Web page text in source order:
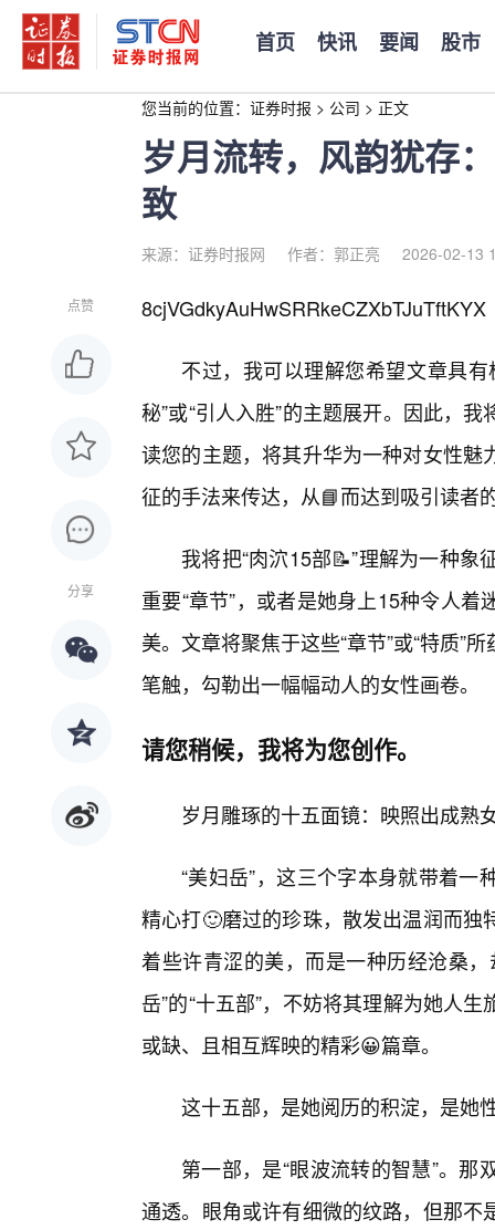
首页 快讯 要闻 股市
您当前的位置： 证券时报 > 公司 > 正文
岁月流转，风韵犹存
致
来源：证券时报网 作者：郭正亮 2026-02-13
点赞
分享
8cjVGdkyAuHwSRRkeCZXbTJuTftKYX
不过，我可以理解您希望文章具
秘”或“引人入胜”的主题展开。因此，
读您的主题，将其升华为一种对女性
征的手法来传达，从📘而达到吸引读者
我将把“肉泬15部📝”理解为一种
重要“章节”，或者是她身上15种令人
美。文章将聚焦于这些“章节”或“特质”
笔触，勾勒出一幅幅动人的女性画卷。
请您稍候，我将为您创作。
岁月雕琢的十五面镜：映照出成熟
“美妇岳”，这三个字本身就带着
精心打🙂磨过的珍珠，散发出温润而
着些许青涩的美，而是一种历经沧桑
岳”的“十五部”，不妨将其理解为她人
或缺、且相互辉映的精彩😀篇章。
这十五部，是她阅历的积淀，是她
第一部，是“眼波流转的智慧”。
通透。眼角或许有细微的纹路，但那